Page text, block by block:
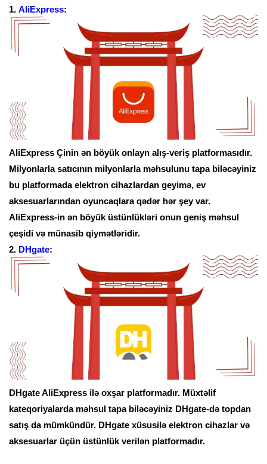
1. AliExpress:
AliExpress Çinin ən böyük onlayn alış-veriş platformasıdır.
Milyonlarla satıcının milyonlarla məhsulunu tapa biləcəyiniz
bu platformada elektron cihazlardan geyimə, ev
aksesuarlarından oyuncaqlara qədər hər şey var.
AliExpress-in ən böyük üstünlükləri onun geniş məhsul
çeşidi və münasib qiymətləridir.
2. DHgate:
DHgate AliExpress ilə oxşar platformadır. Müxtəlif
kateqoriyalarda məhsul tapa biləcəyiniz DHgate-də topdan
satış da mümkündür. DHgate xüsusilə elektron cihazlar və
aksesuarlar üçün üstünlük verilən platformadır.